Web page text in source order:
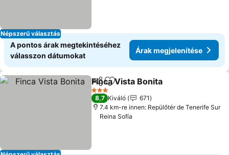
Népszerű választás
A pontos árak megtekintéséhez
válasszon dátumokat
Árak megjelenítése
Megosztás
Hozzáadás a kedvencekhez
Finca Vista Bonita
3 Kategória
8,7 Kiváló
671
7.4 km-re innen: Repülőtér de Tenerife Sur
Reina Sofía